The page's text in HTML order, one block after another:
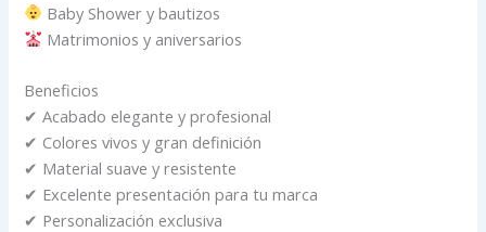
Baby Shower y bautizos
Matrimonios y aniversarios
Beneficios
✔ Acabado elegante y profesional
✔ Colores vivos y gran definición
✔ Material suave y resistente
✔ Excelente presentación para tu marca
✔ Personalización exclusiva